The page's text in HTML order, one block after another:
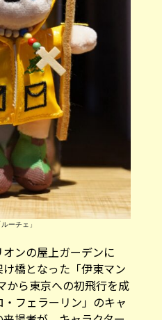
ルーチェ」
ンの屋上ガーデンに
ら東京への初飛行を成
フェラーリン」のキャ
場者が、キャラクター
に写真を撮っていま